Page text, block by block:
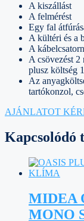
A kiszállást
A felmérést
Egy fal
A kültéri és a
A
A csövezést 2
plusz költség
Az
tartókonzol,
AJÁNLATOT
Kapcsolódó
MIDEA
MONO